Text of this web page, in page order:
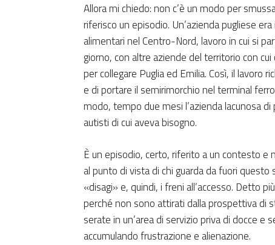
Allora mi chiedo: non c’è un modo per
riferisco un episodio. Un’azienda pugliese
alimentari nel Centro-Nord, lavoro in cui si
giorno, con altre aziende del territorio con
per collegare Puglia ed Emilia. Così, il lavoro
e di portare il semirimorchio nel terminal
modo, tempo due mesi l’azienda lacunosa
autisti di cui aveva bisogno.
È un episodio, certo, riferito a un contesto e
al punto di vista di chi guarda da fuori
«disagi» e, quindi, i freni all’accesso. Detto
perché non sono attirati dalla prospettiva di
serate in un’area di servizio priva di docce e
accumulando frustrazione e alienazione.